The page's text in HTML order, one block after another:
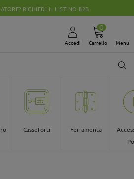
RICHIEDI IL LISTINO B2B
Accedi
0
Carrello Menu
Casseforti Ferramenta